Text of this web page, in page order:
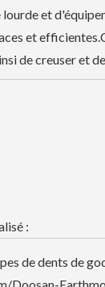
et
et
de creuser et
:
de dents de